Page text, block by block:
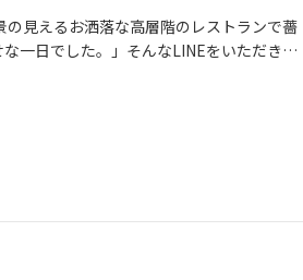
見えるお洒落な高層階のレストランで薔
一日でした。」そんなLINEをいただき、